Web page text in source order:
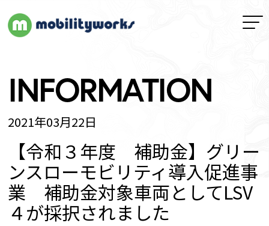
INFORMATION
2021年03月22日
【令和３年度 補助金】グリー
ンスローモビリティ導入促進事
業 補助金対象車両としてLSV
４が採択されました